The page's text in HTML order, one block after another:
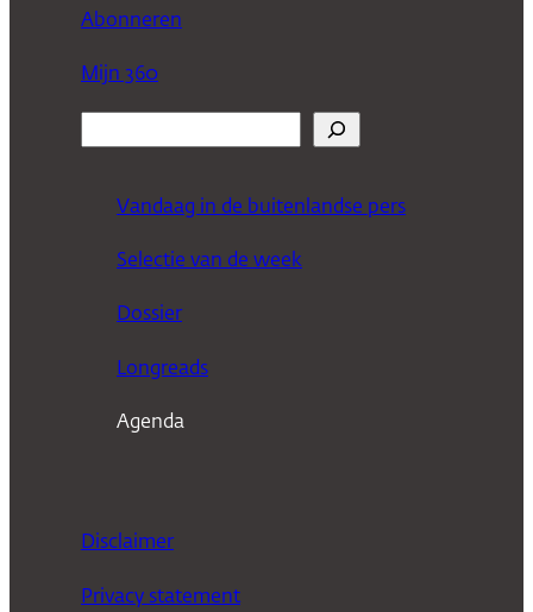
Abonneren
Mijn 360
Vandaag in de buitenlandse pers
Selectie van de week
Dossier
Longreads
Agenda
Disclaimer
Privacy statement